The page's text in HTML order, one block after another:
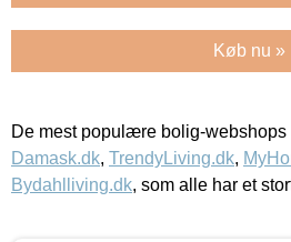
Køb nu »
De mest populære bolig-
Damask.dk, TrendyLiving.dk,
Bydahlliving.dk, som alle har et